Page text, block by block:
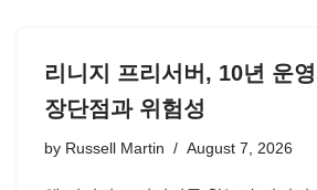
리니지 프리서버, 10년 운
장단점과 위험성
by Russell Martin August 7, 2026